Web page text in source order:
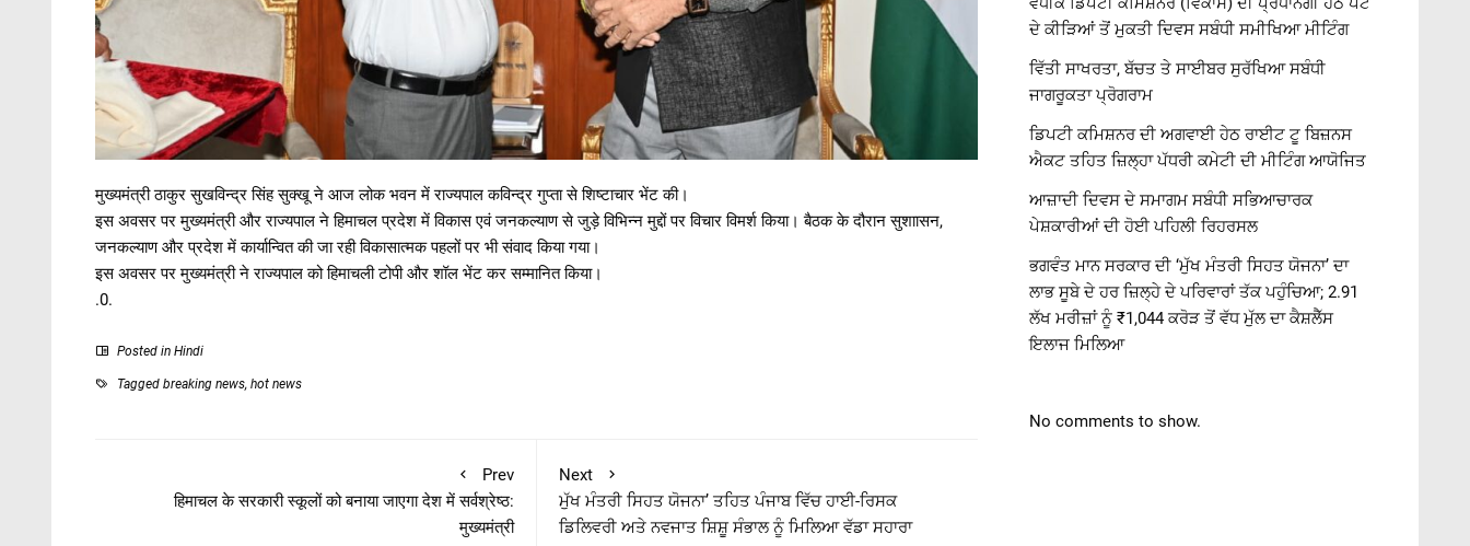
मुख्यमंत्री ठाकुर सुखविन्द्र सिंह सुक्खू ने आज लोक भवन में राज्यपाल कविन्द्र गुप्ता से शिष्टाचार भेंट की।
इस अवसर पर मुख्यमंत्री और राज्यपाल ने हिमाचल प्रदेश में विकास एवं जनकल्याण से जुड़े विभिन्न मुद्दों पर विचार विमर्श किया। बैठक के दौरान सुशाासन,
जनकल्याण और प्रदेश में कार्यान्वित की जा रही विकासात्मक पहलों पर भी संवाद किया गया।
इस अवसर पर मुख्यमंत्री ने राज्यपाल को हिमाचली टोपी और शॉल भेंट कर सम्मानित किया।
.0.
Posted in Hindi
Tagged breaking news, hot news
Prev
हिमाचल के सरकारी स्कूलों को बनाया जाएगा देश में सर्वश्रेष्ठ:
मुख्यमंत्री
Next
ਮੁੱਖ ਮੰਤਰੀ ਸਿਹਤ ਯੋਜਨਾ’ ਤਹਿਤ ਪੰਜਾਬ ਵਿੱਚ ਹਾਈ-ਰਿਸਕ
ਡਿਲਿਵਰੀ ਅਤੇ ਨਵਜਾਤ ਸ਼ਿਸ਼ੂ ਸੰਭਾਲ ਨੂੰ ਮਿਲਿਆ ਵੱਡਾ ਸਹਾਰਾ
ਦੇ ਕੀੜਿਆਂ ਤੋਂ ਮੁਕਤੀ ਦਿਵਸ ਸਬੰਧੀ ਸਮੀਖਿਆ ਮੀਟਿੰਗ
ਵਿੱਤੀ ਸਾਖਰਤਾ, ਬੱਚਤ ਤੇ ਸਾਈਬਰ ਸੁਰੱਖਿਆ ਸਬੰਧੀ
ਜਾਗਰੂਕਤਾ ਪ੍ਰੋਗਰਾਮ
ਡਿਪਟੀ ਕਮਿਸ਼ਨਰ ਦੀ ਅਗਵਾਈ ਹੇਠ ਰਾਈਟ ਟੂ ਬਿਜ਼ਨਸ
ਐਕਟ ਤਹਿਤ ਜ਼ਿਲ੍ਹਾ ਪੱਧਰੀ ਕਮੇਟੀ ਦੀ ਮੀਟਿੰਗ ਆਯੋਜਿਤ
ਆਜ਼ਾਦੀ ਦਿਵਸ ਦੇ ਸਮਾਗਮ ਸਬੰਧੀ ਸਭਿਆਚਾਰਕ
ਪੇਸ਼ਕਾਰੀਆਂ ਦੀ ਹੋਈ ਪਹਿਲੀ ਰਿਹਰਸਲ
ਭਗਵੰਤ ਮਾਨ ਸਰਕਾਰ ਦੀ ‘ਮੁੱਖ ਮੰਤਰੀ ਸਿਹਤ ਯੋਜਨਾ’ ਦਾ
ਲਾਭ ਸੂਬੇ ਦੇ ਹਰ ਜ਼ਿਲ੍ਹੇ ਦੇ ਪਰਿਵਾਰਾਂ ਤੱਕ ਪਹੁੰਚਿਆ; 2.91
ਲੱਖ ਮਰੀਜ਼ਾਂ ਨੂੰ ₹1,044 ਕਰੋੜ ਤੋਂ ਵੱਧ ਮੁੱਲ ਦਾ ਕੈਸ਼ਲੈੱਸ
ਇਲਾਜ ਮਿਲਿਆ
No comments to show.